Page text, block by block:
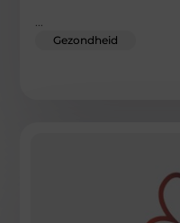
Gezondheid